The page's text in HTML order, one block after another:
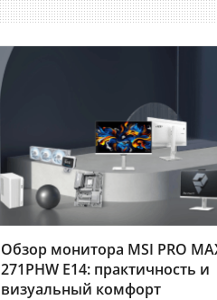
Обзор монитора MSI PRO
271PHW E14: практичность и
визуальный комфорт